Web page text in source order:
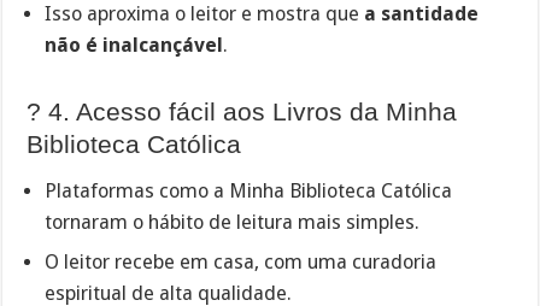
Isso aproxima o leitor e mostra que a santidade
não é inalcançável.
? 4. Acesso fácil aos Livros da Minha
Biblioteca Católica
Plataformas como a Minha Biblioteca Católica
tornaram o hábito de leitura mais simples.
O leitor recebe em casa, com uma curadoria
espiritual de alta qualidade.